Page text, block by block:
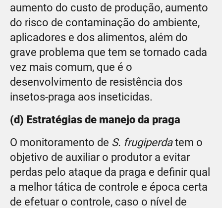
aumento do custo de produção, aumento
do risco de contaminação do ambiente,
aplicadores e dos alimentos, além do
grave problema que tem se tornado cada
vez mais comum, que é o
desenvolvimento de resistência dos
insetos-praga aos inseticidas.
(d) Estratégias de manejo da praga
O monitoramento de S. frugiperdatem o
objetivo de auxiliar o produtor a evitar
perdas pelo ataque da praga e definir qual
a melhor tática de controle e época certa
de efetuar o controle, caso o nível de